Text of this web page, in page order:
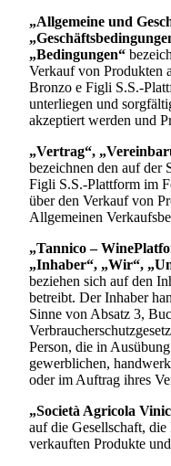
„Allgemeine und
„Bedingungen“
Verkauf von Produkten
Bronzo e Figli S.S.-
unterliegen und
akzeptiert werden und
„Vertrag“,
bezeichnen den auf der
Figli S.S.-Plattform im
über den Verkauf von
Allgemeinen
„Tannico –
„Inhaber“, „Wir“,
beziehen sich auf den
betreibt. Der Inhaber
Sinne von Absatz 3,
Person, die in
gewerblichen,
oder im Auftrag ihres
„Società Agricola
auf die Gesellschaft,
verkauften Produkte